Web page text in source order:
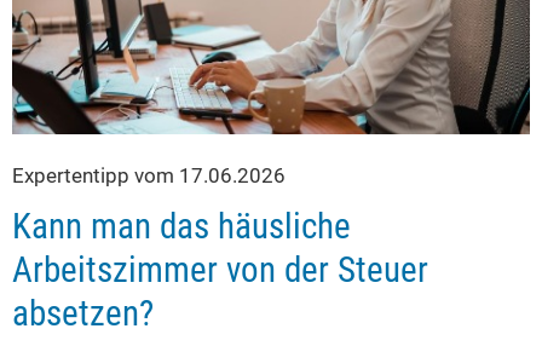
Expertentipp vom 17.06.2026
Kann man das häusliche
Arbeitszimmer von der Steuer
absetzen?